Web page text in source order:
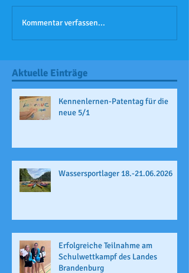
Kommentar verfassen...
Aktuelle Einträge
Kennenlernen-Patentag für die
neue 5/1
Wassersportlager 18.-21.06.2026
Erfolgreiche Teilnahme am
Schulwettkampf des Landes
Brandenburg